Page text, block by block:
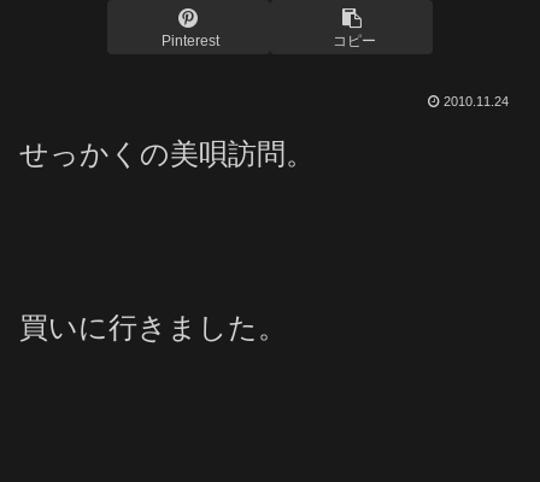
Pinterest コピー
2010.11.24
せっかくの美唄訪問。
買いに行きました。